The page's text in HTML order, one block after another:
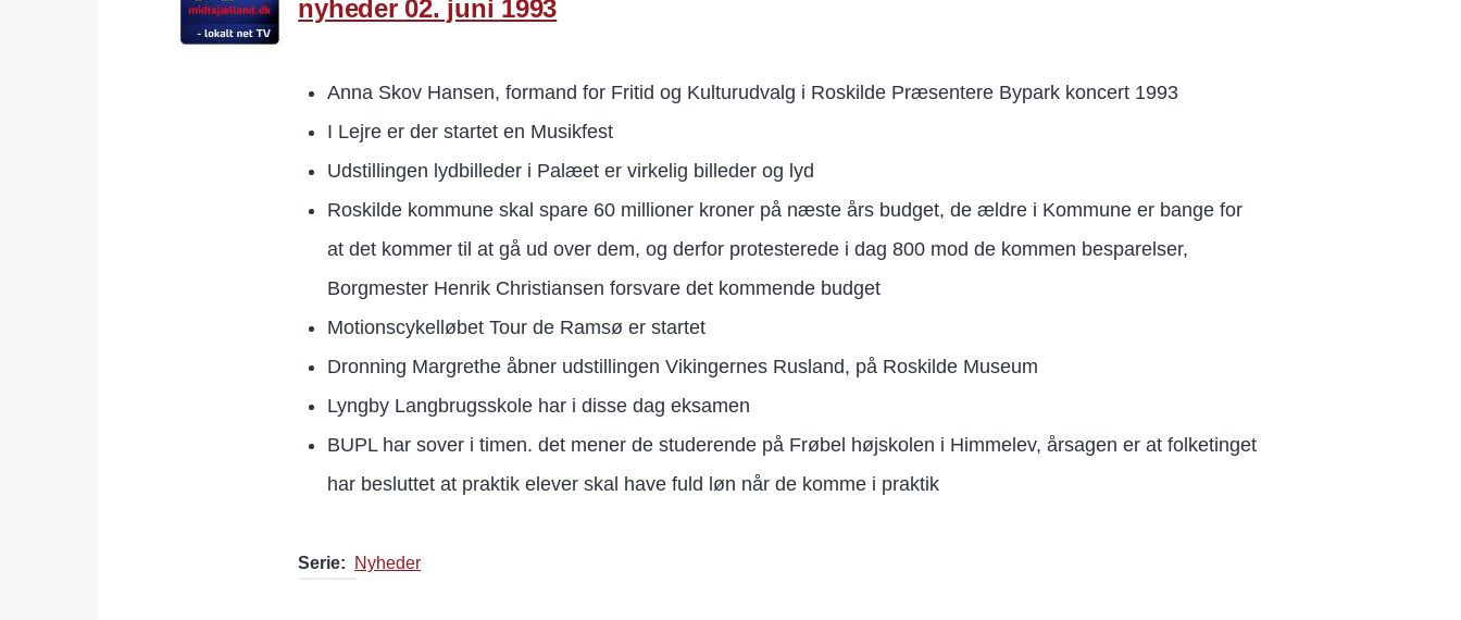
nyheder 02. juni 1993
Anna Skov Hansen, formand for Fritid og Kulturudvalg i Roskilde Præsentere Bypark koncert 1993
I Lejre er der startet en Musikfest
Udstillingen lydbilleder i Palæet er virkelig billeder og lyd
Roskilde kommune skal spare 60 millioner kroner på næste års budget, de ældre i Kommune er bange for
at det kommer til at gå ud over dem, og derfor protesterede i dag 800 mod de kommen besparelser,
Borgmester Henrik Christiansen forsvare det kommende budget
Motionscykelløbet Tour de Ramsø er startet
Dronning Margrethe åbner udstillingen Vikingernes Rusland, på Roskilde Museum
Lyngby Langbrugsskole har i disse dag eksamen
BUPL har sover i timen. det mener de studerende på Frøbel højskolen i Himmelev, årsagen er at folketinget
har besluttet at praktik elever skal have fuld løn når de komme i praktik
Serie Nyheder